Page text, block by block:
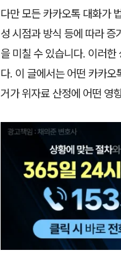
다만 모든 카카오톡 대화가
성 시점과 방식 등에 따라
을 미칠 수 있습니다. 이러
다. 이 글에서는 어떤 카카
거가 위자료 산정에 어떤 영